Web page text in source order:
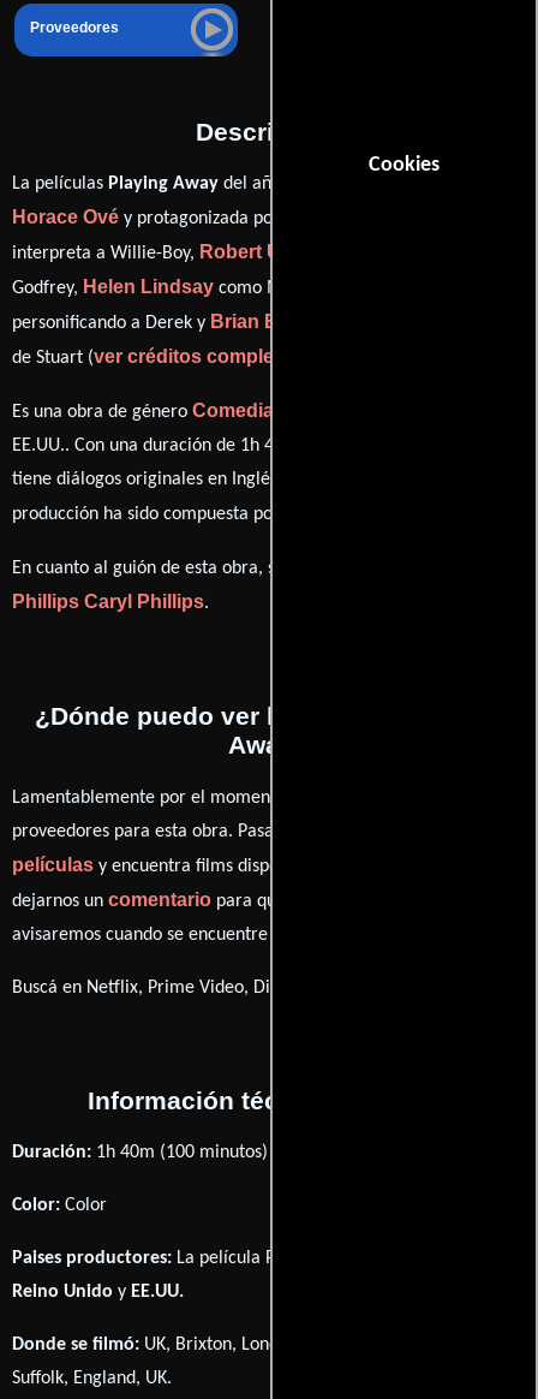
Cookies
Proveedores
Descripción
La películas Playing Away del año 1987, está dirigida por
Horace Ové y protagonizada por
interpreta a Willie-Boy, Robert Urquhart
Godfrey, Helen Lindsay como Marjorie,
personificando a Derek y Brian Bovell
de Stuart (ver créditos completos
Es una obra de género Comedia
EE.UU.. Con una duración de 1h 40m (100 minutos), esta película
tiene diálogos originales en Inglés
producción ha sido compuesta por
En cuanto al guión de esta obra, se encuentra a cargo de
Phillips Caryl Phillips.
¿Dónde puedo ver la películas Playing
Away?
Lamentablemente por el momento no contamos con enlaces a
proveedores para esta obra. Pasa por nuestro catálogo de
películas y encuentra films disponibles. También puedes
dejarnos un comentario para que le demos prioridad y te
avisaremos cuando se encuentre disponible
Buscá en Netflix, Prime Video, Disney+
Información técnica y general
Duración: 1h 40m (100 minutos) .
Color: Color
Paises productores: La película Playing Away fué producida en
Reino Unido y EE.UU.
Donde se filmó: UK, Brixton, London, England, UK y Lavenham,
Suffolk, England, UK.